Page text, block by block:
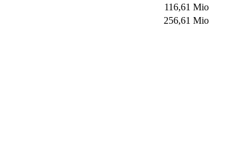
116,61 Mio
256,61 Mio